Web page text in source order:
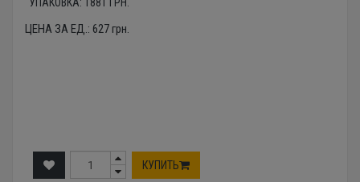
УПАКОВКА: 1881 ГРН.
ЦЕНА ЗА ЕД.: 627грн.
КУПИТЬ